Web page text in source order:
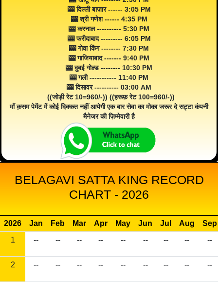
🎰 दिल्ली बाज़ार ------ 3:05 PM
🎰 श्री गणेश ------ 4:35 PM
🎰 करनाल ---------- 5:30 PM
🎰 फरीदाबाद --------- 6:05 PM
🎰 गोवा किंग -------- 7:30 PM
🎰 गाजियाबाद ------- 9:40 PM
🎰 दुबई गोल्ड -------- 10:30 PM
🎰 गली ----------- 11:40 PM
🎰 दिसावर ---------- 03:00 AM
((जोड़ी रेट 10=960/-)) ((हरूफ़ रेट 100=960/-))
माँ क़सम पेमेंट में कोई दिक्कत नहीं आयेगी एक बार सेवा का मोका जरूर दे सट्टा कंपनी
मैनेजर की ज़िम्मेवारी है
BELAGAVI SATTA KING RECORD
CHART - 2026
2026 Jan Feb Mar Apr May Jun Jul Aug
Sep
1
-- -- -- -- -- -- -- -- --
2 -- -- -- -- -- -- -- -- --